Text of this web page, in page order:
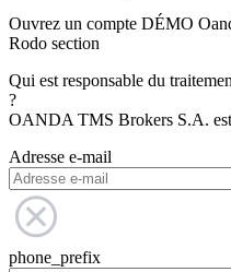
Ouvrez un compte DÉMO
Rodo section
Qui est responsable du
?
OANDA TMS Brokers S.A. est
Adresse e-mail
phone_prefix